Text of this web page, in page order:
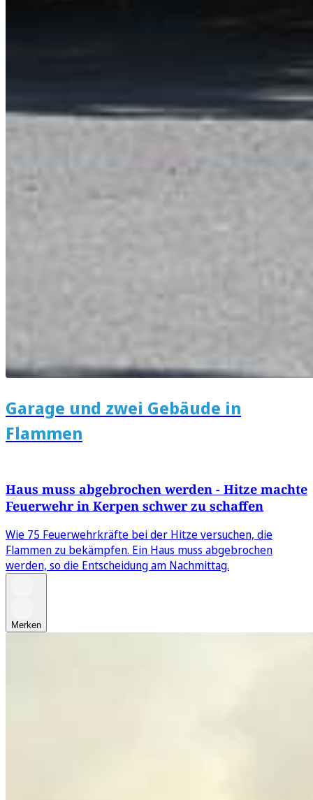
Garage und zwei Gebäude in
Flammen
Haus muss abgebrochen werden - Hitze machte
Feuerwehr in Kerpen schwer zu schaffen
Wie 75 Feuerwehrkräfte bei der Hitze versuchen, die
Flammen zu bekämpfen. Ein Haus muss abgebrochen
werden, so die Entscheidung am Nachmittag.
Merken